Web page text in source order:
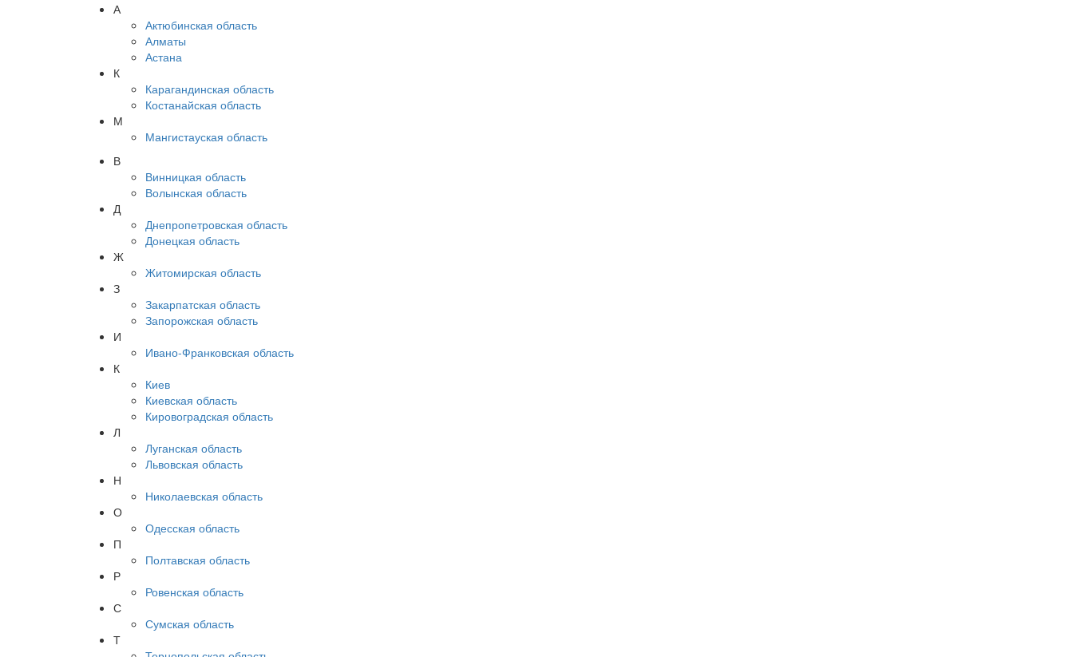
А
Актюбинская область
Алматы
Астана
К
Карагандинская область
Костанайская область
М
Мангистауская область
В
Винницкая область
Волынская область
Д
Днепропетровская область
Донецкая область
Ж
Житомирская область
З
Закарпатская область
Запорожская область
И
Ивано-Франковская область
К
Киев
Киевская область
Кировоградская область
Л
Луганская область
Львовская область
Н
Николаевская область
О
Одесская область
П
Полтавская область
Р
Ровенская область
С
Сумская область
Т